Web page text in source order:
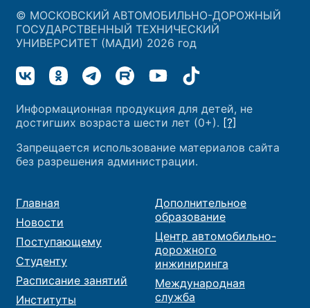
© МОСКОВСКИЙ АВТОМОБИЛЬНО-ДОРОЖНЫЙ
ГОСУДАРСТВЕННЫЙ ТЕХНИЧЕСКИЙ
УНИВЕРСИТЕТ (МАДИ) 2026 год
Информационная продукция для детей, не
достигших возраста шести лет (0+). [?]
Запрещается использование материалов сайта
без разрешения администрации.
Главная
Новости
Поступающему
Студенту
Расписание занятий
Институты
Дополнительное
образование
Центр автомобильно-
дорожного
инжиниринга
Международная
служба